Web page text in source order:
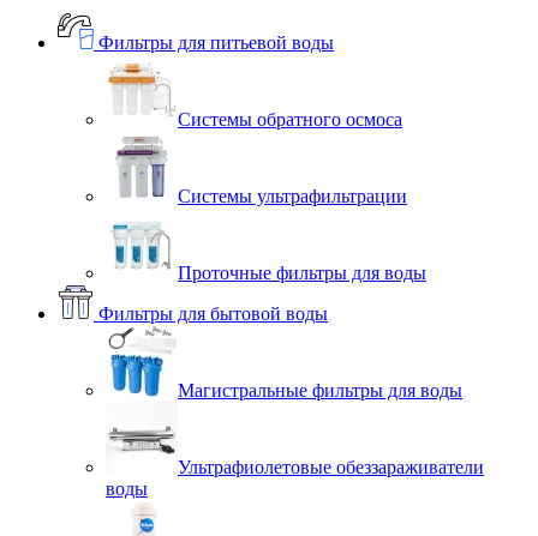
Фильтры для питьевой воды
Системы обратного осмоса
Системы ультрафильтрации
Проточные фильтры для воды
Фильтры для бытовой воды
Магистральные фильтры для воды
Ультрафиолетовые обеззараживатели
воды